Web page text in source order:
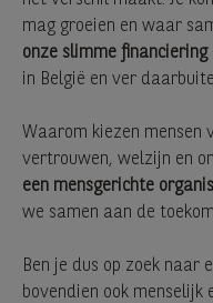
mag groeien en waar
onze slimme financiering
in België en ver
Waarom kiezen mensen
vertrouwen, welzijn en
een mensgerichte
we samen aan de
Ben je dus op zoek naar
bovendien ook menselijk